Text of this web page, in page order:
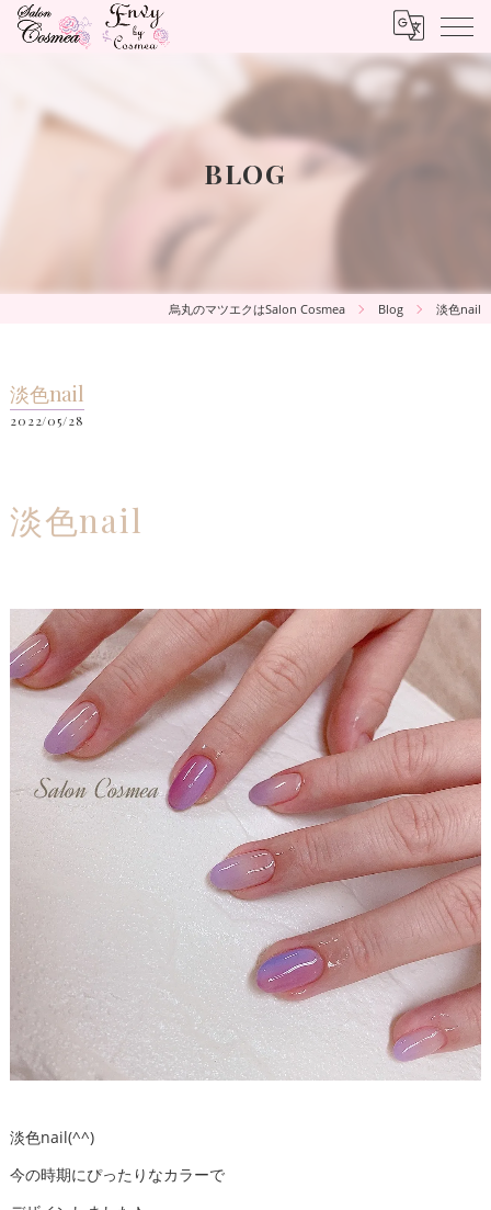
BLOG
烏丸のマツエクはSalon Cosmea Blog 淡色nail
淡色nail
2022/05/28
淡色nail
淡色nail(^^)
今の時期にぴったりなカラーで